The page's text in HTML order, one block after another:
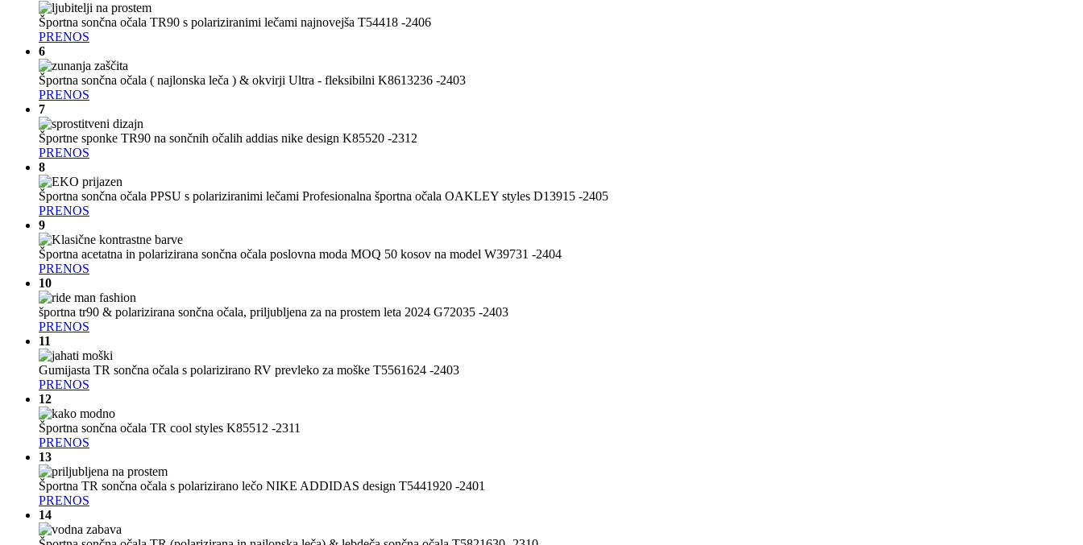
Športna sončna očala TR90 s polariziranimi lečami najnovejša T54418 -2406
PRENOS
6
Športna sončna očala ( najlonska leča ) & okvirji Ultra - fleksibilni K8613236 -2403
PRENOS
7
Športne sponke TR90 na sončnih očalih addias nike design K85520 -2312
PRENOS
8
Športna sončna očala PPSU s polariziranimi lečami Profesionalna športna očala OAKLEY styles D13915 -2405
PRENOS
9
Športna acetatna in polarizirana sončna očala poslovna moda MOQ 50 kosov na model W39731 -2404
PRENOS
10
športna tr90 & polarizirana sončna očala, priljubljena za na prostem leta 2024 G72035 -2403
PRENOS
11
Gumijasta TR sončna očala s polarizirano RV prevleko za moške T5561624 -2403
PRENOS
12
Športna sončna očala TR cool styles K85512 -2311
PRENOS
13
Športna TR sončna očala s polarizirano lečo NIKE ADDIDAS design T5441920 -2401
PRENOS
14